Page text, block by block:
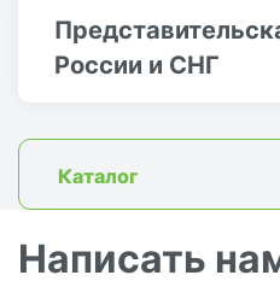
России и СНГ
Каталог
Написать